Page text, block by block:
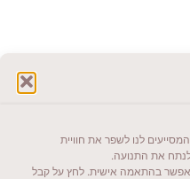
לנו לשפר את חוויית
את התנועה.
לאפשר בהתאמה אישית. לחץ על קבל